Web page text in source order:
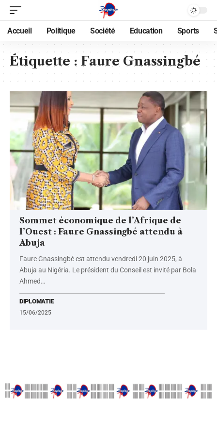
Accueil Politique Société Education Sports
Étiquette : Faure Gnassingbé
Sommet économique de l’Afrique de
l’Ouest : Faure Gnassingbé attendu à
Abuja
Faure Gnassingbé est attendu vendredi 20 juin 2025, à
Abuja au Nigéria. Le président du Conseil est invité par Bola
Ahmed…
DIPLOMATIE
15/06/2025